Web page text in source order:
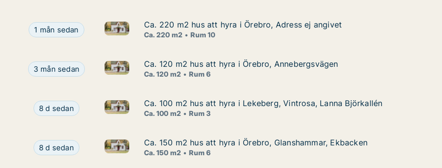
Ca. 220 m2 hus att hyra i Örebro, Adress ej angivet
1 mån sedan Ca. 220 m2 hus att hyra i Örebro, Adress ej angivet
Ca. 220 m2 hus att hyra i Örebro, Adress ej angivet
Ca. 220 m2 hus att hyra i Örebro, Adress ej angivet
Ca. 220 m2 Rum 10
Ca. 120 m2 hus att hyra i Örebro, Annebergsvägen
3 mån sedan Ca. 120 m2 hus att hyra i Örebro, Annebergsvägen
Ca. 120 m2 hus att hyra i Örebro, Annebergsvägen
Ca. 120 m2 hus att hyra i Örebro, Annebergsvägen
Ca. 120 m2 Rum 6
Ca. 100 m2 hus att hyra i Lekeberg, Vintrosa, Lanna Björkallén
8 d sedan Ca. 100 m2 hus att hyra i Lekeberg, Vintrosa, Lanna Björkallén
Ca. 100 m2 hus att hyra i Lekeberg, Vintrosa, Lanna Björkallén
Ca. 100 m2 hus att hyra i Lekeberg, Vintrosa, Lanna Björkallén
Ca. 100 m2 Rum 3
Ca. 150 m2 hus att hyra i Örebro, Glanshammar, Ekbacken
8 d sedan Ca. 150 m2 hus att hyra i Örebro, Glanshammar, Ekbacken
Ca. 150 m2 hus att hyra i Örebro, Glanshammar, Ekbacken
Ca. 150 m2 hus att hyra i Örebro, Glanshammar, Ekbacken
Ca. 150 m2 Rum 6